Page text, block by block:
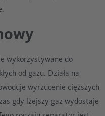
wykorzystywane do
od gazu. Działa na
wyrzucenie cięższych
gdy lżejszy gaz wydostaje